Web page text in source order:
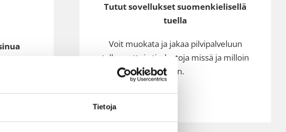
Tietoja
Tutut sovellukset suomenkielisellä
tuella
Voit muokata ja jakaa pilvipalveluun
tallennettuja tiedostoja missä ja milloin
vain.